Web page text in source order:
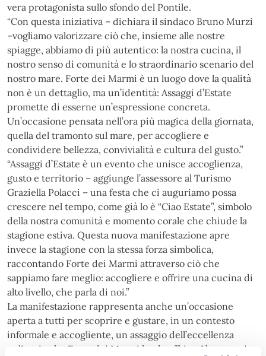
vera protagonista sullo sfondo del Pontile.
“Con questa iniziativa – dichiara il sindaco Bruno Murzi
–vogliamo valorizzare ciò che, insieme alle nostre
spiagge, abbiamo di più autentico: la nostra cucina, il
nostro senso di comunità e lo straordinario scenario del
nostro mare. Forte dei Marmi è un luogo dove la qualità
non è un dettaglio, ma un’identità: Assaggi d’Estate
promette di esserne un’espressione concreta.
Un’occasione pensata nell’ora più magica della giornata,
quella del tramonto sul mare, per accogliere e
condividere bellezza, convivialità e cultura del gusto.”
“Assaggi d’Estate è un evento che unisce accoglienza,
gusto e territorio – aggiunge l’assessore al Turismo
Graziella Polacci – una festa che ci auguriamo possa
crescere nel tempo, come già lo è “Ciao Estate”, simbolo
della nostra comunità e momento corale che chiude la
stagione estiva. Questa nuova manifestazione apre
invece la stagione con la stessa forza simbolica,
raccontando Forte dei Marmi attraverso ciò che
sappiamo fare meglio: accogliere e offrire una cucina di
alto livello, che parla di noi.”
La manifestazione rappresenta anche un’occasione
aperta a tutti per scoprire e gustare, in un contesto
informale e accogliente, un assaggio dell’eccellenza
culinaria che Forte dei Marmi ha da offrire. L’evento si